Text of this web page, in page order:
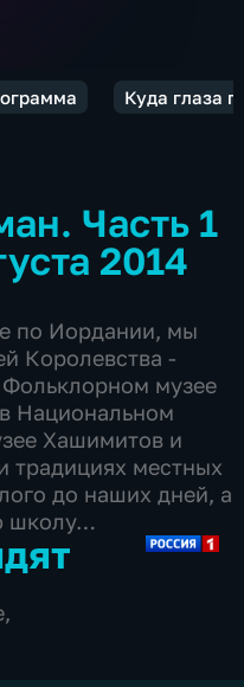
Куда глаза
Часть 1
2014
по Иордании, мы
Королевства -
музее
Национальном
Хашимитов и
традициях местных
до наших дней, а
школу…
,